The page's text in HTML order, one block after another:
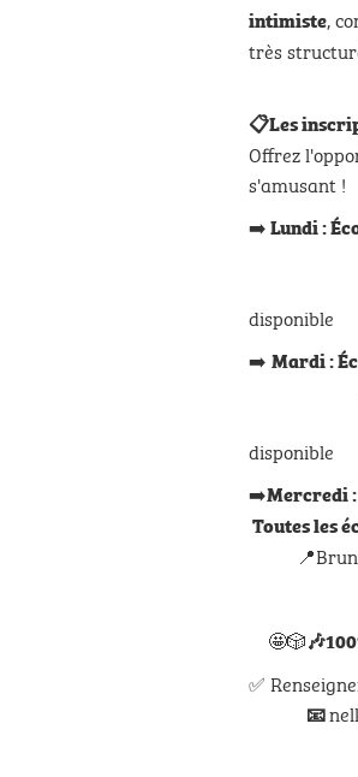
intimiste,
très
📋Les
Offrez
s'amusant !
➡️Lundi :
📍
📍Tea
disponible
➡️ Mardi :
📍Lunch
📍 Tea
disponible
➡️
Toutes les
📍Brunch
🤩🎲🎶
✅
📧